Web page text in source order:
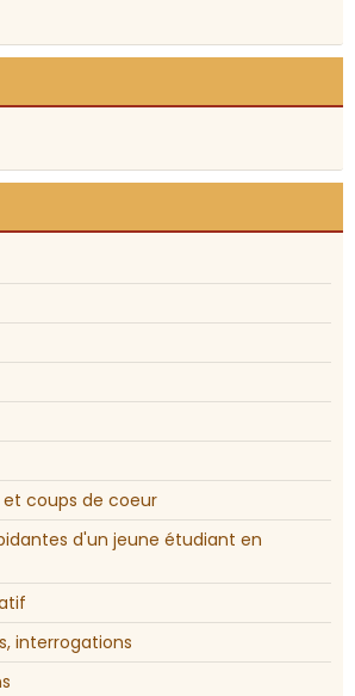
coups de coeur
d'un jeune étudiant en
interrogations